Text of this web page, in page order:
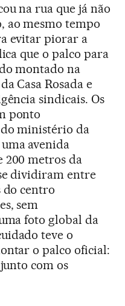
na rua que já não
ao mesmo tempo
evitar piorar a
que o palco para
montado na
Casa Rosada e
sindicais. Os
ponto
ministério da
avenida
200 metros da
dividiram entre
do centro
sem
foto global da
teve o
o palco oficial:
com os